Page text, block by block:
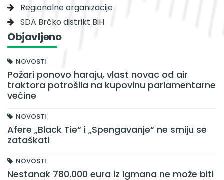
Regionalne organizacije
SDA Brčko distrikt BiH
Objavljeno
NOVOSTI
Požari ponovo haraju, vlast novac od air
traktora potrošila na kupovinu parlamentarne
većine
NOVOSTI
Afere „Black Tie“ i „Spengavanje“ ne smiju se
zataškati
NOVOSTI
Nestanak 780.000 eura iz Igmana ne može biti